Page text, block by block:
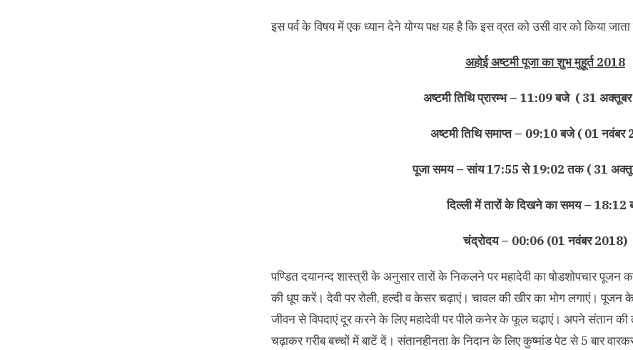
इस पर्व के विषय में एक ध्यान देने योग्य पक्ष यह है कि इस व्रत को उसी वार को किया जाता
अहोई अष्टमी पूजा का शुभ मुहूर्त2018
अष्टमी तिथि प्रारम्भ– 11:09बजे( 31 अक्तूबर
अष्टमी तिथि समाप्त– 09:10बजे( 01नवंबर
पूजासमय–सांय17:55से19:02तक( 31
दिल्ली में तारों के दिखने का समय– 18:12
चंद्रोदय– 00:06 (01नवंबर2018)
पण्डित दयानन्द शास्त्री के अनुसार तारों के निकलने पर महादेवी का षोडशोपचार पूजन
की धूप करें। देवी पर रोली,हल्दी व केसर चढ़ाएं। चावल की खीर का भोग लगाएं। पूजन के
जीवन से विपदाएं दूर करने के लिए महादेवी पर पीले कनेर के फूल चढ़ाएं। अपने संतान की
चढ़ाकर गरीब बच्चों में बाटें दें। संतानहीनता के निदान के लिए कुष्मांड पेट से5बार